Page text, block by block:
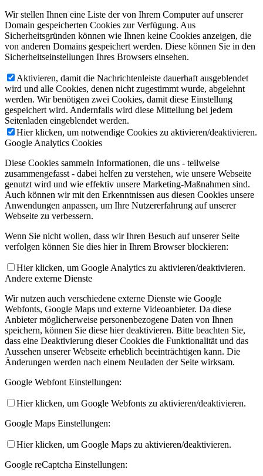
Wir stellen Ihnen eine Liste der von Ihrem Computer auf unserer
Domain gespeicherten Cookies zur Verfügung. Aus
Sicherheitsgründen können wie Ihnen keine Cookies anzeigen, die
von anderen Domains gespeichert werden. Diese können Sie in den
Sicherheitseinstellungen Ihres Browsers einsehen.
Aktivieren, damit die Nachrichtenleiste dauerhaft ausgeblendet
wird und alle Cookies, denen nicht zugestimmt wurde, abgelehnt
werden. Wir benötigen zwei Cookies, damit diese Einstellung
gespeichert wird. Andernfalls wird diese Mitteilung bei jedem
Seitenladen eingeblendet werden.
Hier klicken, um notwendige Cookies zu aktivieren/deaktivieren.
Google Analytics Cookies
Diese Cookies sammeln Informationen, die uns - teilweise
zusammengefasst - dabei helfen zu verstehen, wie unsere Webseite
genutzt wird und wie effektiv unsere Marketing-Maßnahmen sind.
Auch können wir mit den Erkenntnissen aus diesen Cookies unsere
Anwendungen anpassen, um Ihre Nutzererfahrung auf unserer
Webseite zu verbessern.
Wenn Sie nicht wollen, dass wir Ihren Besuch auf unserer Seite
verfolgen können Sie dies hier in Ihrem Browser blockieren:
Hier klicken, um Google Analytics zu aktivieren/deaktivieren.
Andere externe Dienste
Wir nutzen auch verschiedene externe Dienste wie Google
Webfonts, Google Maps und externe Videoanbieter. Da diese
Anbieter möglicherweise personenbezogene Daten von Ihnen
speichern, können Sie diese hier deaktivieren. Bitte beachten Sie,
dass eine Deaktivierung dieser Cookies die Funktionalität und das
Aussehen unserer Webseite erheblich beeinträchtigen kann. Die
Änderungen werden nach einem Neuladen der Seite wirksam.
Google Webfont Einstellungen:
Hier klicken, um Google Webfonts zu aktivieren/deaktivieren.
Google Maps Einstellungen:
Hier klicken, um Google Maps zu aktivieren/deaktivieren.
Google reCaptcha Einstellungen: